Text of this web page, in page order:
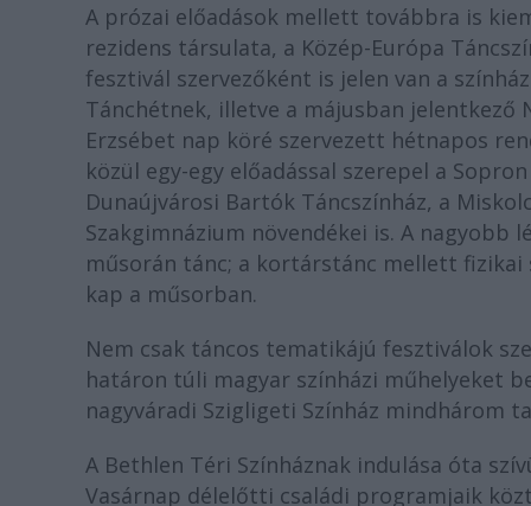
A prózai előadások mellett továbbra is
rezidens társulata, a Közép-Európa
fesztivál szervezőként is jelen van a
Tánchétnek, illetve a májusban jelentkező
Erzsébet nap köré szervezett hétnapos
közül egy-egy előadással szerepel a
Dunaújvárosi Bartók Táncszínház, a
Szakgimnázium növendékei is. A
műsorán tánc; a kortárstánc mellett
kap a műsorban.
Nem csak táncos tematikájú fesztiválok
határon túli magyar színházi műhelyeket
nagyváradi Szigligeti Színház mindhárom
A Bethlen Téri Színháznak indulása óta
Vasárnap délelőtti családi programjaik